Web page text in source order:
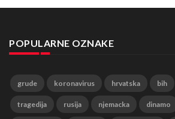
POPULARNE OZNAKE
grude koronavirus hrvatska bih
tragedija rusija njemacka dinamo